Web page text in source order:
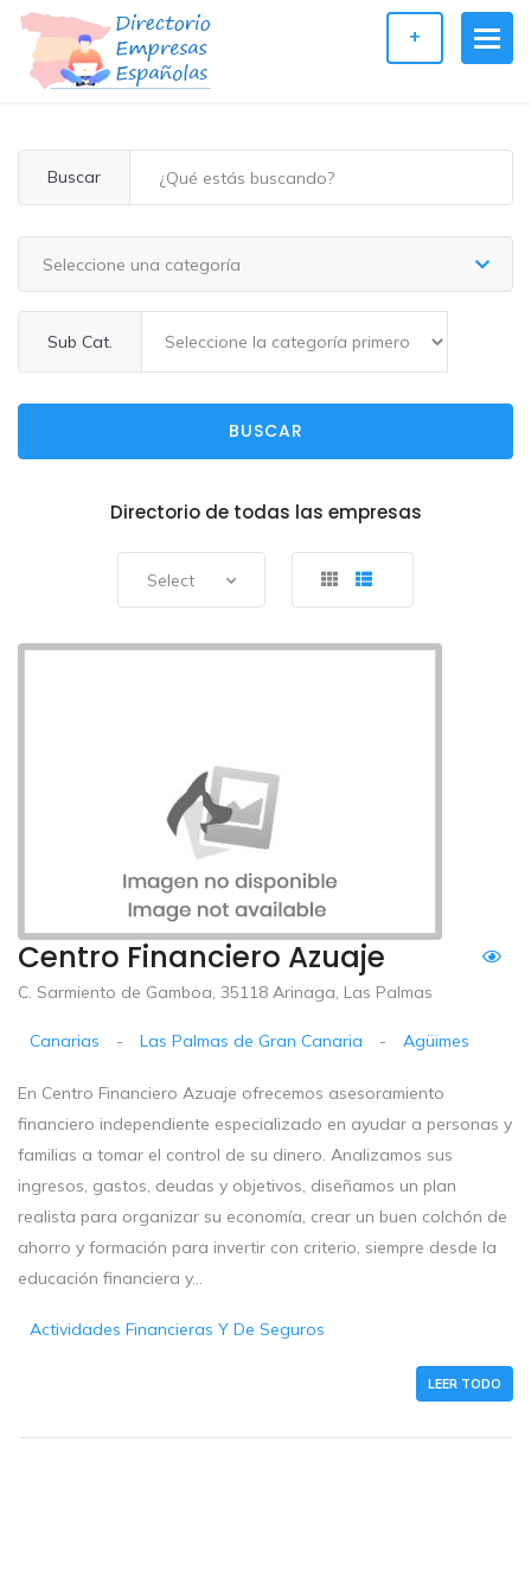
+
Buscar
Seleccione una categoría
Sub Cat.
BUSCAR
Directorio de todas las empresas
Select
Centro Financiero Azuaje
C. Sarmiento de Gamboa, 35118 Arinaga, Las Palmas
Canarias - Las Palmas de Gran Canaria - Agüimes
En Centro Financiero Azuaje ofrecemos asesoramiento
financiero independiente especializado en ayudar a personas y
familias a tomar el control de su dinero. Analizamos sus
ingresos, gastos, deudas y objetivos, diseñamos un plan
realista para organizar su economía, crear un buen colchón de
ahorro y formación para invertir con criterio, siempre desde la
educación financiera y...
Actividades Financieras Y De Seguros
LEER TODO